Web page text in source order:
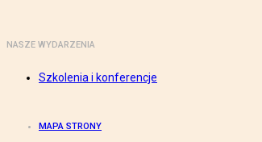
NASZE WYDARZENIA
Szkolenia i konferencje
MAPA STRONY